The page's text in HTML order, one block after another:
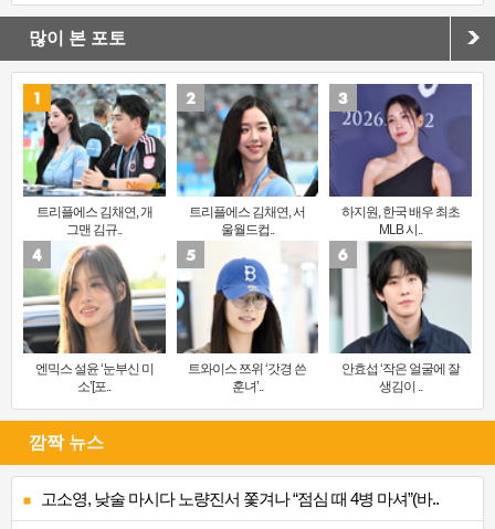
많이 본 포토
트리플에스 김채연, 개
그맨 김규..
트리플에스 김채연, 서
울월드컵..
하지원, 한국 배우 최초
MLB 시..
엔믹스 설윤 ‘눈부신 미
소’[포..
트와이스 쯔위 ‘갓경 쓴
훈녀’..
안효섭 ‘작은 얼굴에 잘
생김이 ..
깜짝 뉴스
고소영, 낮술 마시다 노량진서 쫓겨나 “점심 때 4병 마셔”(바..